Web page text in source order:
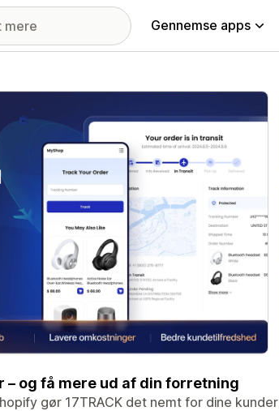
Gennemse apps
og få mere ud af din forretning
gør 17TRACK det nemt for dine